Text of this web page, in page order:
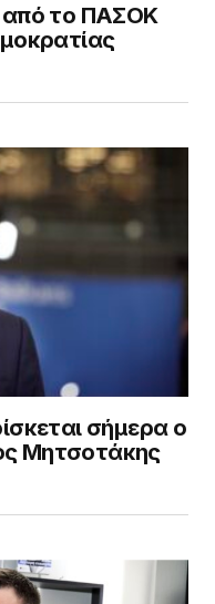
από το ΠΑΣΟΚ
σήμερα ο
Μητσοτάκης